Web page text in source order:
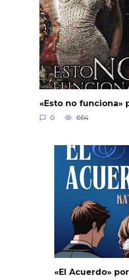
«Esto no funciona»
0 664
«El Acuerdo»